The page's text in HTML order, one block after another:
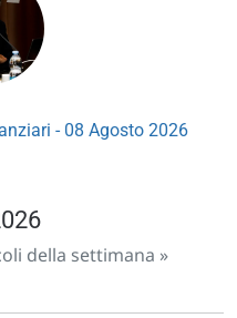
- 08 Agosto 2026
della settimana »